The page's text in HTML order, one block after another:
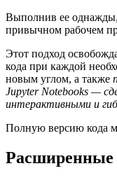
Выполнив ее
привычном рабочем
Этот подход
кода при каждой
новым углом, а также
Jupyter Notebooks —
интерактивными и
Полную версию кода
Расширенные